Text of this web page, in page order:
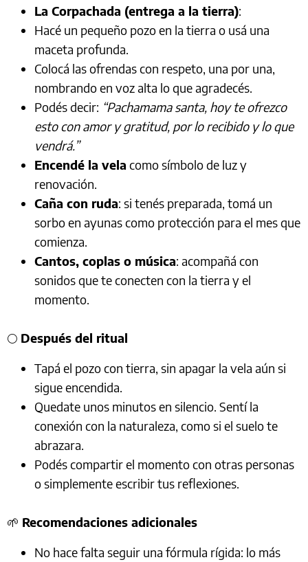
La Corpachada (entrega a la tierra):
Hacé un pequeño pozo en la tierra o usá una
maceta profunda.
Colocá las ofrendas con respeto, una por una,
nombrando en voz alta lo que agradecés.
Podés decir: “Pachamama santa, hoy te ofrezco
esto con amor y gratitud, por lo recibido y lo que
vendrá.”
Encendé la vela como símbolo de luz y
renovación.
Caña con ruda: si tenés preparada, tomá un
sorbo en ayunas como protección para el mes que
comienza.
Cantos, coplas o música: acompañá con
sonidos que te conecten con la tierra y el
momento.
🌕 Después del ritual
Tapá el pozo con tierra, sin apagar la vela aún si
sigue encendida.
Quedate unos minutos en silencio. Sentí la
conexión con la naturaleza, como si el suelo te
abrazara.
Podés compartir el momento con otras personas
o simplemente escribir tus reflexiones.
🌱 Recomendaciones adicionales
No hace falta seguir una fórmula rígida: lo más